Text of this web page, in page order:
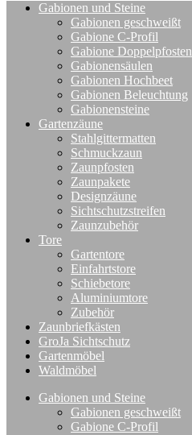
Gabionen und Steine
Gabionen geschweißt
Gabione C-Profil
Gabione Doppelpfosten
Gabionensäulen
Gabionen Hochbeet
Gabionen Beleuchtung
Gabionensteine
Gartenzäune
Stahlgittermatten
Schmuckzaun
Zaunpfosten
Zaunpakete
Designzäune
Sichtschutzstreifen
Zaunzubehör
Tore
Gartentore
Einfahrtstore
Schiebetore
Aluminiumtore
Zubehör
Zaunbriefkästen
GroJa Sichtschutz
Gartenmöbel
Waldmöbel
Gabionen und Steine
Gabionen geschweißt
Gabione C-Profil